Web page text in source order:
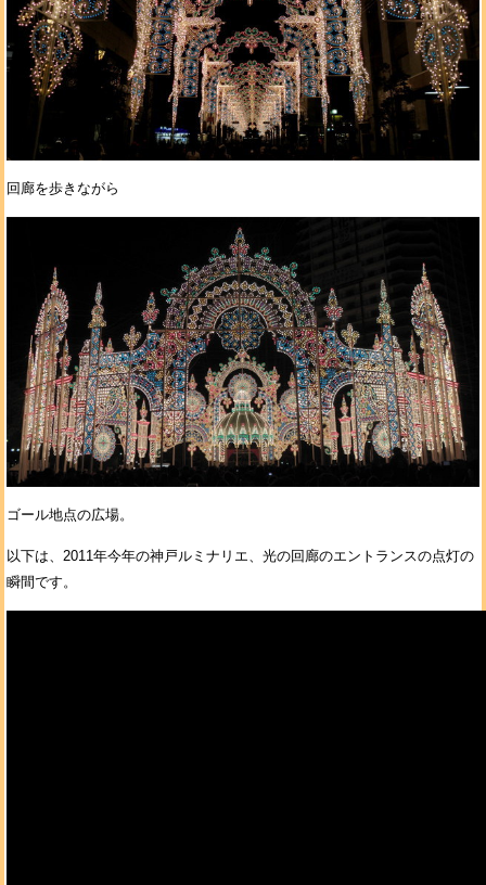
回廊を歩きながら
ゴール地点の広場。
以下は、2011年今年の神戸ルミナリエ、光の回廊のエントランスの点灯の
瞬間です。